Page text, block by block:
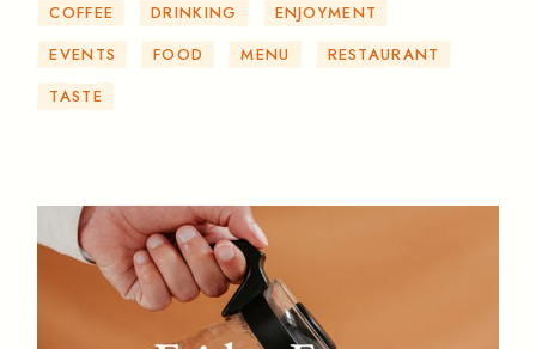
COFFEE DRINKING
ENJOYMENT
EVENTS
FOOD MENU
RESTAURANT
TASTE